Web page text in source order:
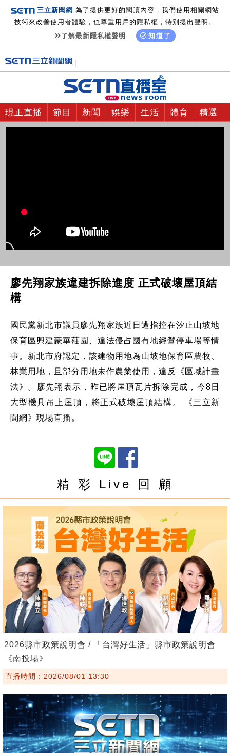
三立新聞網 為了提供更好的閱讀內容，我們使用相關網站
技術來改善使用者體驗，也尊重用戶的隱私權，特別提出聲明。
了解最新隱私權聲明
知道了
現正直播 節目 新聞 娛樂 生活 體育 精選
廖先翔家族違建拆除進度 正式破壞屋頂結
構
國民黨新北市議員廖先翔家族近日遭指控在汐止山坡地
保育區興建豪華莊園、違法侵占國有地經營停車場等情
事。新北市府認定，該建物用地為山坡地保育區農牧、
林業用地，且部分用地未作農業使用，違反《區域計畫
法》。廖先翔表示，昨已將屋頂瓦片拆除完成，今8日
大型機具吊上屋頂，將正式破壞屋頂結構。 《三立新
聞網》現場直播。
精 彩 Live 回 顧
2026縣市政策說明會 / 「台灣好生活」縣市政策說明會
《南投場》
直播時間：2026/08/01 13:30